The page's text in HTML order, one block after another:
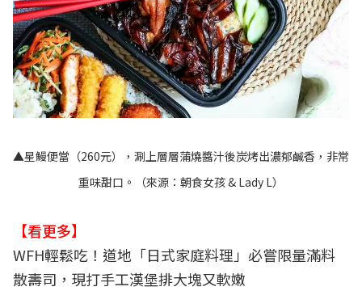
▲星鰻便當（260元），涮上層層蒲燒醬汁後炭烤出濃郁鹹香，非常
重味甜口。（來源： 朝食女孩 & Lady L）
【看更多】
WFH輕鬆吃！道地「日式家庭料理」必嘗限量滿料
散壽司，現打手工漢堡排大塊又軟嫩